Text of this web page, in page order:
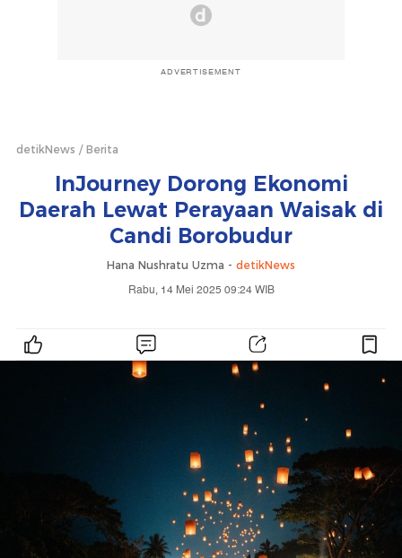
ADVERTISEMENT
detikNews Berita
InJourney Dorong Ekonomi
Daerah Lewat Perayaan Waisak di
Candi Borobudur
Hana Nushratu Uzma - detikNews
Rabu, 14 Mei 2025 09:24 WIB